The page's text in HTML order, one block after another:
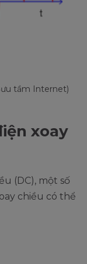
tầm Internet)
xoay
(DC), một số
chiều có thể